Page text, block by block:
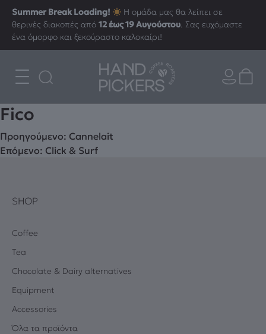
Summer Break Loading!
Η ομάδα μας θα λείπει σε
θερινές διακοπές από12 έως 19 Αυγούστου. Σας ευχόμαστε
ένα όμορφο και ξεκούραστο καλοκαίρι!
Fico
Πλοήγηση
άρθρων
Προηγούμενο: Cannelait
Επόμενο: Click & Surf
SHOP
Coffee
Tea
Chocolate & Dairy alternatives
Equipment
Accessories
Όλα τα προϊόντα